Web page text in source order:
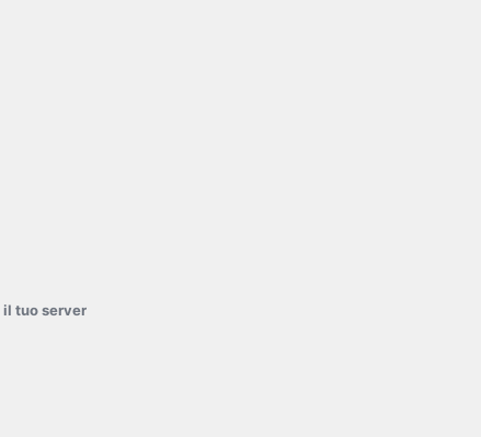
tuo server